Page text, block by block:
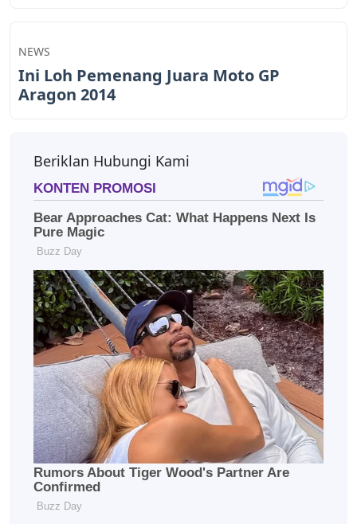
NEWS
Ini Loh Pemenang Juara Moto GP
Aragon 2014
Beriklan Hubungi Kami